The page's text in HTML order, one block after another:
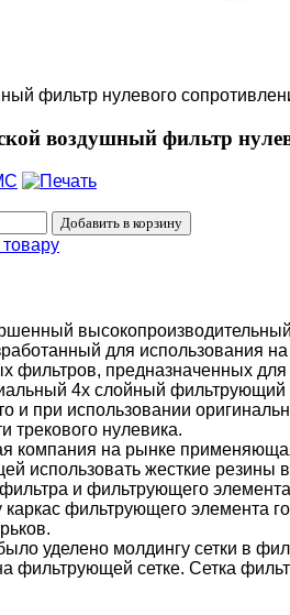
фильтр нулевого
воздушный фильтр
для использования
фильтров, предназначенных
4х слойный
и при использовании
трекового нулевика.
компания на рынке
использовать жесткие резины
и фильтрующего
фильтрующего элемента
уделено молдингу сетки в
фильтрующей сетке. Сетка